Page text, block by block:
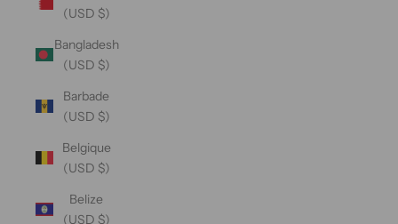
(USD $)
Bangladesh
(USD $)
Barbade
(USD $)
Belgique
(USD $)
Belize
(USD $)